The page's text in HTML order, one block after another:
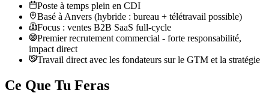
Poste à temps plein en CDI
Basé à Anvers (hybride : bureau + télétravail possible)
Focus : ventes B2B SaaS full-cycle
Premier recrutement commercial - forte responsabilité,
impact direct
Travail direct avec les fondateurs sur le GTM et la stratégie
Ce Que Tu Feras